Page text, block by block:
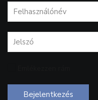
Bejelentkezés